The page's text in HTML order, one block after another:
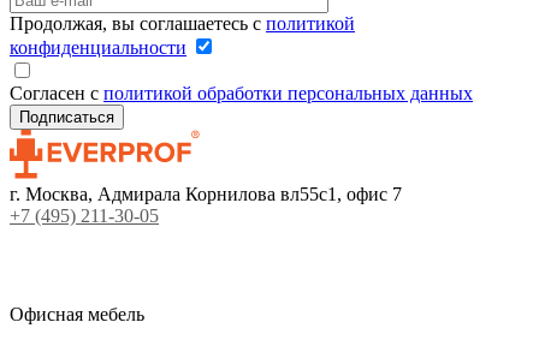
Продолжая, вы соглашаетесь с политикой
конфиденциальности
Согласен с политикой обработки персональных данных
г. Москва, Адмирала Корнилова вл55с1, офис 7
+7 (495) 211-30-05
Офисная мебель